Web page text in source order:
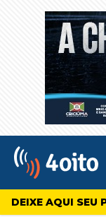
4oito
DEIXE AQUI SEU